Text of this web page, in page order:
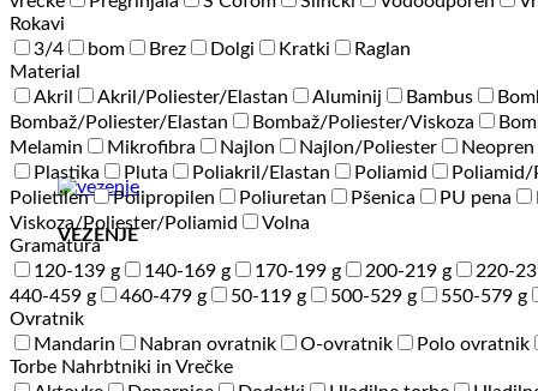
VEZENJE
Rokavi
3/4
bom Brez Dolgi Kratki
Raglan
Material
Akril
Akril/Poliester/Elastan Aluminij Bambus
Bombaž/Poliester/Elastan
Bombaž/Poliester/Viskoza
Melamin
Mikrofibra Najlon Najlon/Poliester Neopren
Plastika
Pluta Poliakril/Elastan Poliamid Poliamid/
Polietilen
Polipropilen Poliuretan Pšenica PU pena
Viskoza/Poliester/Poliamid
Volna
Gramatura
120-139 g
140-169 g 170-199 g 200-219 g 220-
440-459 g
460-479 g 50-119 g 500-529 g 550-579 g
Ovratnik
Mandarin
Nabran ovratnik O-ovratnik Polo ovratnik
Torbe Nahrbtniki in Vrečke